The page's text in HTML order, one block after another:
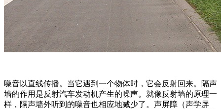
噪音以直线传播。当它遇到一个物体时，它会反射回来。隔声
墙的作用是反射汽车发动机产生的噪声。就像反射墙的原理一
样，隔声墙外听到的噪音也相应地减少了。声屏障（声学屏